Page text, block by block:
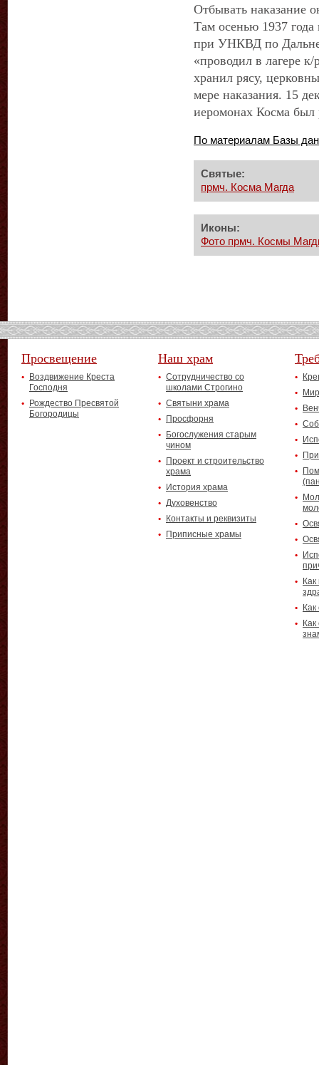
Отбывать наказание
Там осенью 1937
при УНКВД по
«проводил в лагере
хранил рясу,
мере наказания. 15
иеромонах Косма был
По материалам Базы
Святые:
прмч. Косма Магда
Иконы:
Фото прмч. Космы
Просвещение
Воздвижение Креста
Господня
Рождество Пресвятой
Богородицы
Наш храм
Сотрудничество со
школами Строгино
Святыни храма
Просфорня
Богослужения старым
чином
Проект и строительство
храма
История храма
Духовенство
Контакты и реквизиты
Приписные храмы
Как